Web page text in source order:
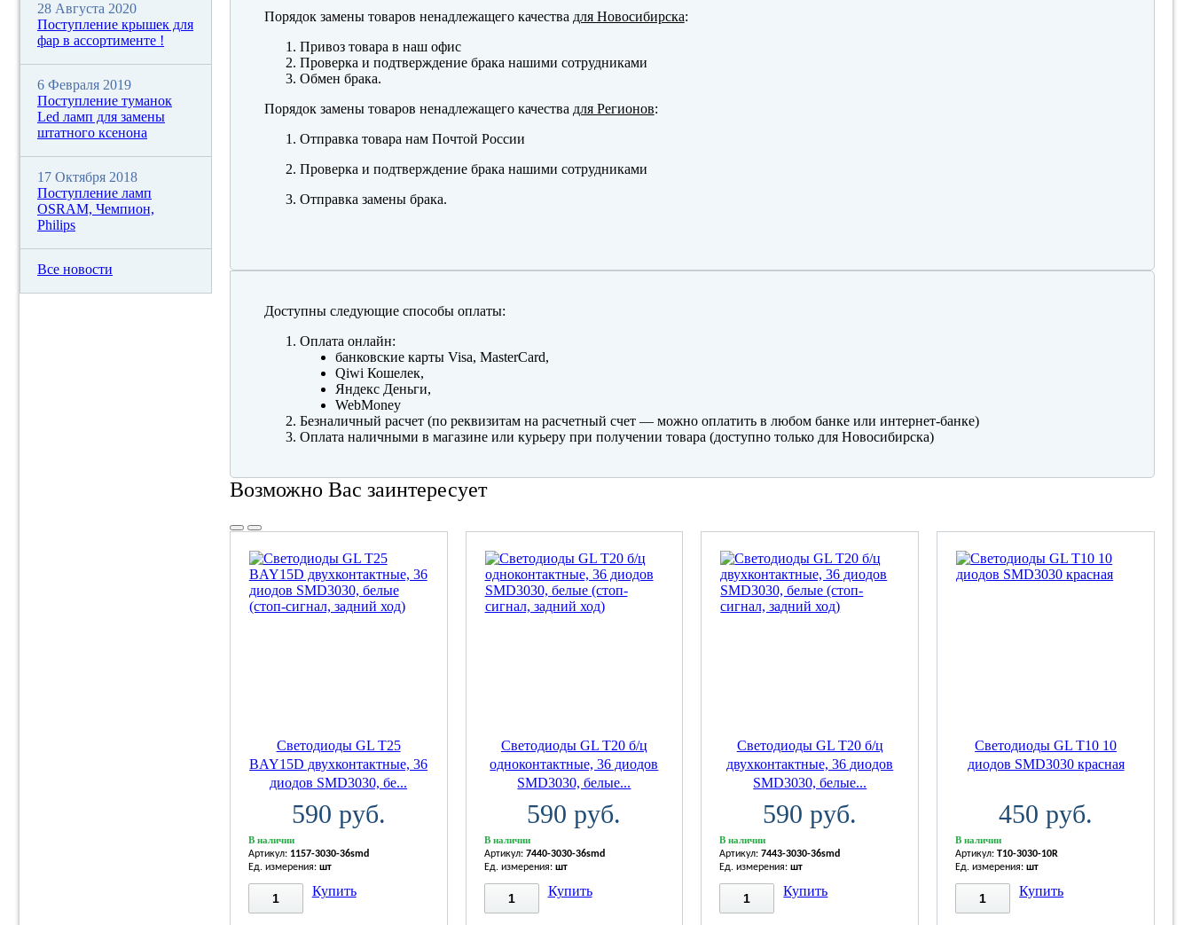
Порядок замены товаров ненадлежащего качества для Новосибирска:
Привоз товара в наш офис
Проверка и подтверждение брака нашими сотрудниками
Обмен брака.
Порядок замены товаров ненадлежащего качества для Регионов:
Отправка товара нам Почтой России
Проверка и подтверждение брака нашими сотрудниками
Отправка замены брака.
Доступны следующие способы оплаты:
Оплата онлайн:
банковские карты Visa, MasterCard,
Qiwi Кошелек,
Яндекс Деньги,
WebMoney
Безналичный расчет (по реквизитам на расчетный счет — можно оплатить в любом банке или интернет-банке)
Оплата наличными в магазине или курьеру при получении товара (доступно только для Новосибирска)
Возможно Вас заинтересует
Светодиоды GL T25
BAY15D двухконтактные, 36
диодов SMD3030, бе...
590 руб.
В наличии
Артикул: 1157-3030-36smd
Ед. измерения: шт
Купить
Светодиоды GL T20 б/ц
одноконтактные, 36 диодов
SMD3030, белые...
590 руб.
В наличии
Артикул: 7440-3030-36smd
Ед. измерения: шт
Купить
Светодиоды GL T20 б/ц
двухконтактные, 36 диодов
SMD3030, белые...
590 руб.
В наличии
Артикул:7443-3030-36smd
Ед. измерения:шт
Купить
Светодиоды GL T10 10
диодов SMD3030 красная
450 руб.
В наличии
Артикул:T10-3030-10R
Ед. измерения:шт
Купить
28 Августа 2020
Поступление крышек для
фар в ассортименте !
6 Февраля 2019
Поступление туманок
Led ламп для замены
штатного ксенона
17 Октября 2018
Поступление ламп
OSRAM, Чемпион,
Philips
Все новости